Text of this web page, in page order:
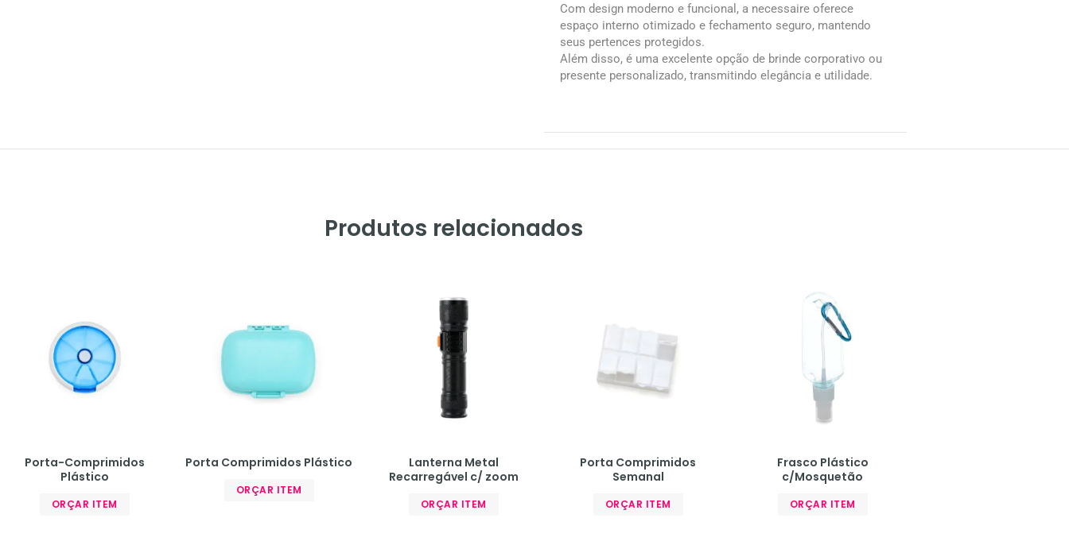
Com design moderno e funcional, a necessaire oferece
espaço interno otimizado e fechamento seguro, mantendo
seus pertences protegidos.
Além disso, é uma excelente opção de brinde corporativo ou
presente personalizado, transmitindo elegância e utilidade.
Produtos relacionados
Porta-Comprimidos
Plástico
ORÇAR ITEM
Porta Comprimidos Plástico
ORÇAR ITEM
Lanterna Metal
Recarregável c/ zoom
ORÇAR ITEM
Porta Comprimidos
Semanal
ORÇAR ITEM
Frasco Plástico
c/Mosquetão
ORÇAR ITEM